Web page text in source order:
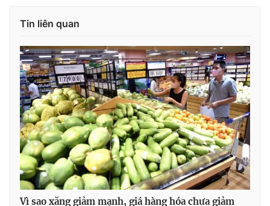
Tin liên quan
Vì sao xăng giảm mạnh, giá hàng hóa chưa giảm